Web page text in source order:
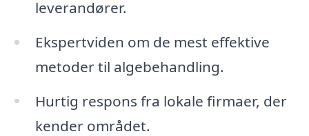
leverandører.
Ekspertviden om de mest effektive
metoder til algebehandling.
Hurtig respons fra lokale firmaer, der
kender området.